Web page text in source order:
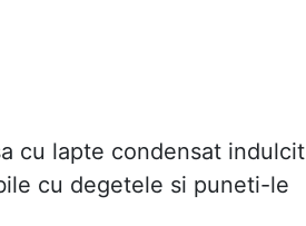
cu lapte condensat indulcit
cu degetele si puneti-le